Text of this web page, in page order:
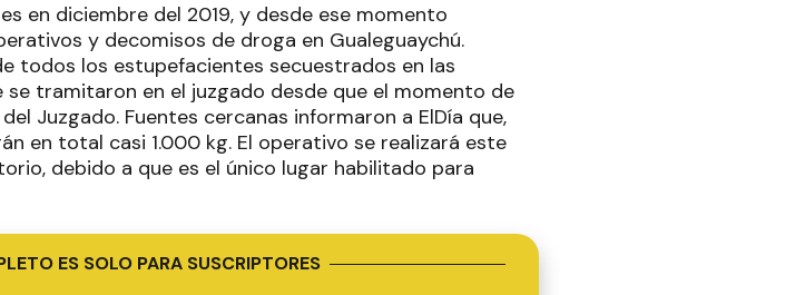
en diciembre del 2019, y desde ese momento
y decomisos de droga en Gualeguaychú.
todos los estupefacientes secuestrados en las
tramitaron en el juzgado desde que el momento de
Juzgado. Fuentes cercanas informaron a ElDía que,
en total casi 1.000 kg. El operativo se realizará este
debido a que es el único lugar habilitado para
ES SOLO PARA SUSCRIPTORES